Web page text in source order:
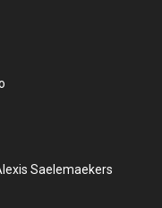
Saelemaekers